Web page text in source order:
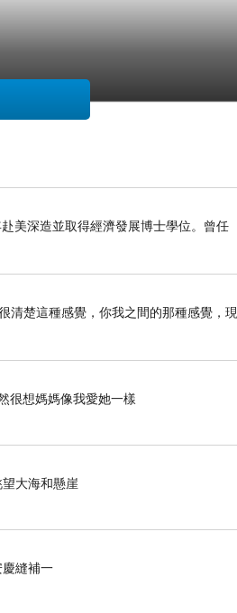
美深造並取得經濟發展博士學位。曾任
清楚這種感覺，你我之間的那種感覺，現
很想媽媽像我愛她一樣
大海和懸崖
縫補一